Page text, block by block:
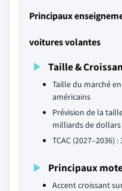
Principaux
voitures volantes
Taille &
Taille du marché
américains
Prévision de la
milliards de
TCAC (2027–2036) :
Principaux
Accent croissant